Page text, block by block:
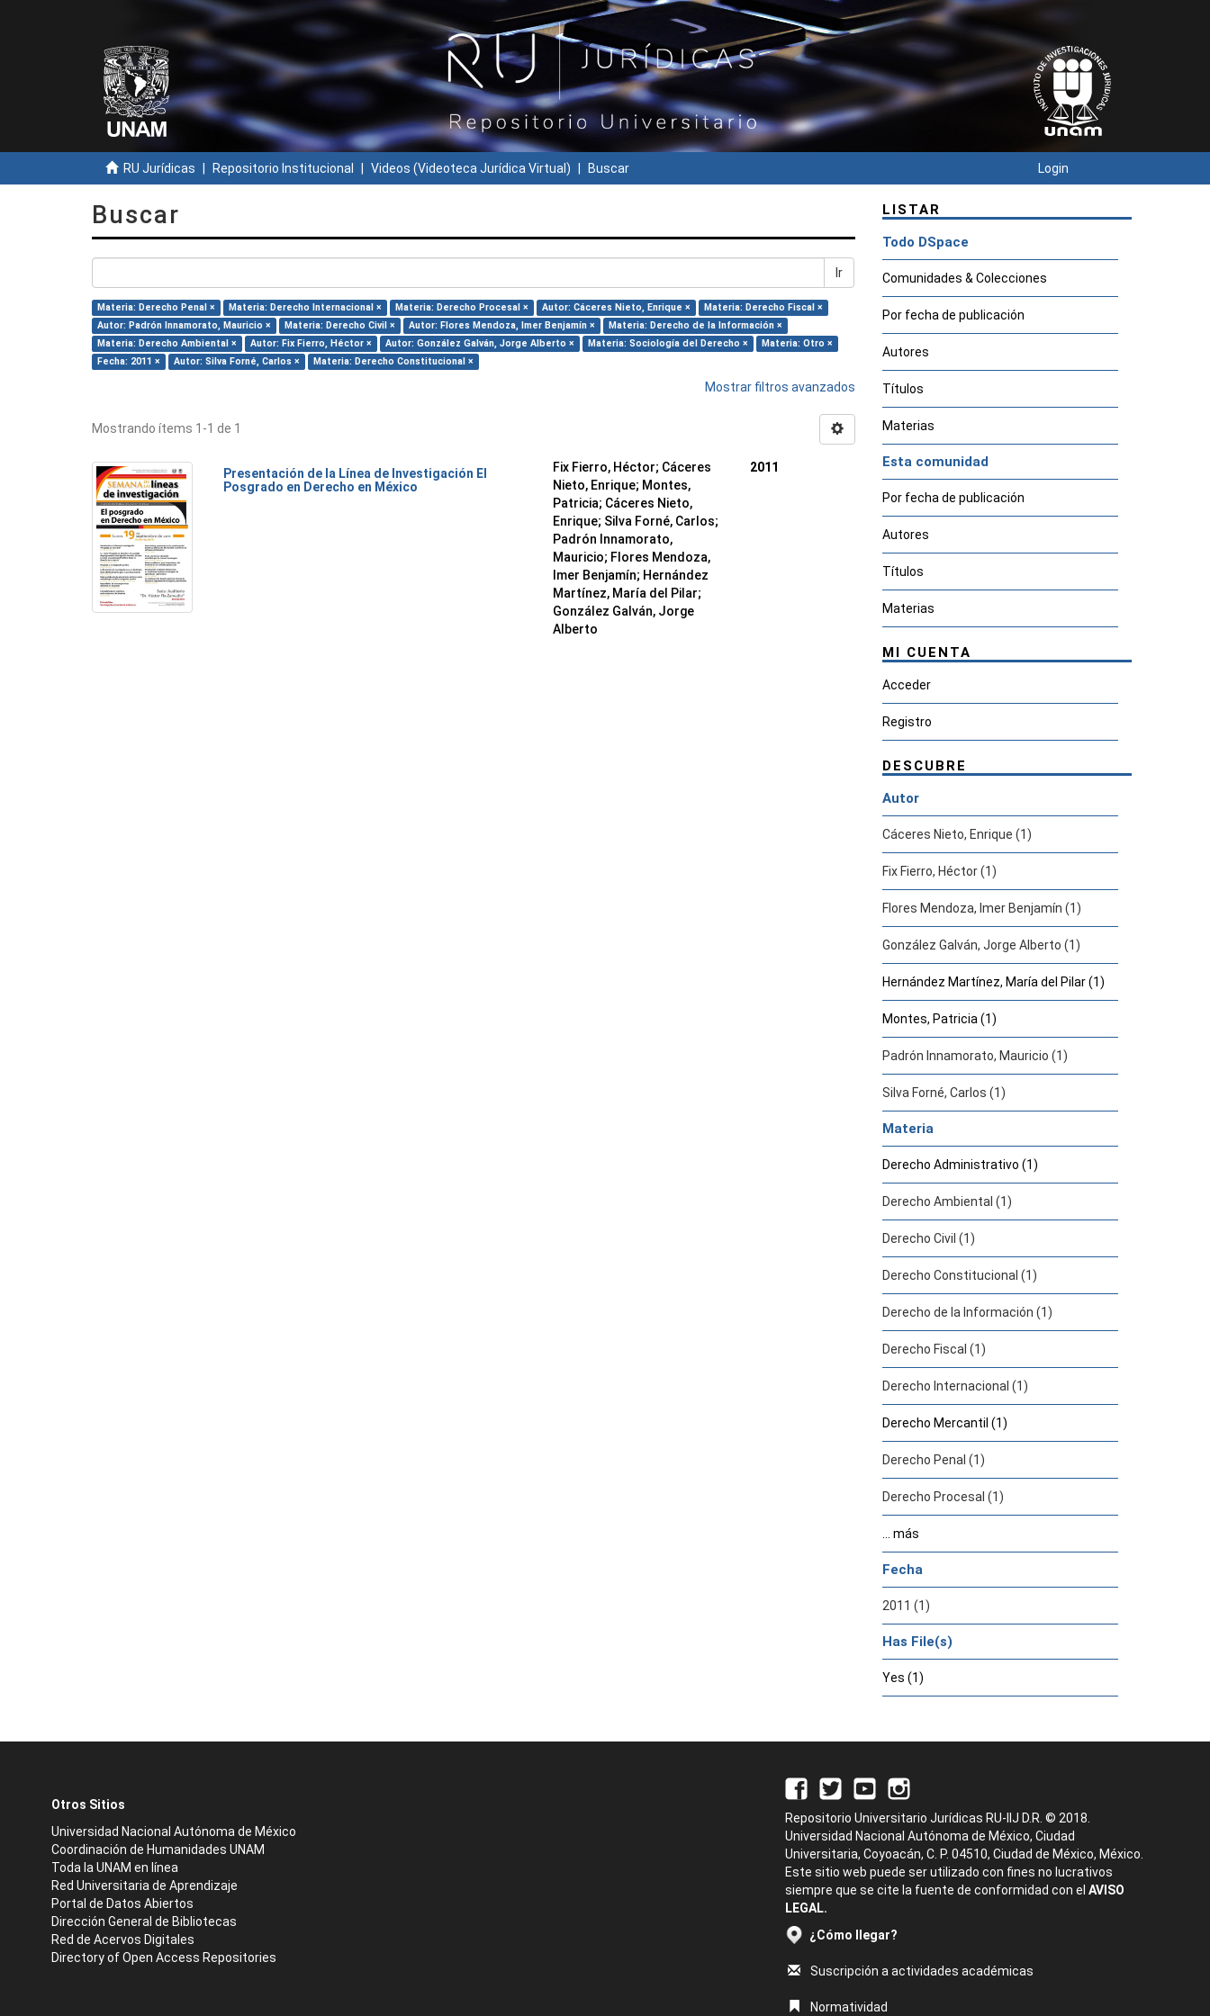
RU Jurídicas Repositorio Institucional Videos (Videoteca Jurídica Virtual) Buscar Login
Buscar
Ir
Materia: Derecho Penal × Materia: Derecho Internacional × Materia: Derecho Procesal × Autor: Cáceres Nieto, Enrique ×
Materia: Derecho Fiscal ×
Autor: Padrón Innamorato, Mauricio ×
Materia: Derecho Civil × Autor: Flores Mendoza, Imer Benjamín ×
Materia: Derecho de la Información ×
Materia: Derecho Ambiental ×
Autor: Fix Fierro, Héctor × Autor: González Galván, Jorge Alberto × Materia: Sociología del Derecho ×
Materia: Otro ×
Fecha: 2011 ×
Autor: Silva Forné, Carlos × Materia: Derecho Constitucional ×
Mostrar filtros avanzados
Mostrando ítems 1-1 de 1
Presentación de la Línea de Investigación El
Posgrado en Derecho en México
Fix Fierro, Héctor; Cáceres
Nieto, Enrique; Montes,
Patricia; Cáceres Nieto,
Enrique; Silva Forné, Carlos;
Padrón Innamorato,
Mauricio; Flores Mendoza,
Imer Benjamín; Hernández
Martínez, María del Pilar;
González Galván, Jorge
Alberto
2011
LISTAR
Todo DSpace
Comunidades & Colecciones
Por fecha de publicación
Autores
Títulos
Materias
Esta comunidad
Por fecha de publicación
Autores
Títulos
Materias
MI CUENTA
Acceder
Registro
DESCUBRE
Autor
Cáceres Nieto, Enrique (1)
Fix Fierro, Héctor (1)
Flores Mendoza, Imer Benjamín (1)
González Galván, Jorge Alberto (1)
Hernández Martínez, María del Pilar (1)
Montes, Patricia (1)
Padrón Innamorato, Mauricio (1)
Silva Forné, Carlos (1)
Materia
Derecho Administrativo (1)
Derecho Ambiental (1)
Derecho Civil (1)
Derecho Constitucional (1)
Derecho de la Información (1)
Derecho Fiscal (1)
Derecho Internacional (1)
Derecho Mercantil (1)
Derecho Penal (1)
Derecho Procesal (1)
... más
Fecha
2011 (1)
Has File(s)
Yes (1)
Otros Sitios
Universidad Nacional Autónoma de México
Coordinación de Humanidades UNAM
Toda la UNAM en línea
Red Universitaria de Aprendizaje
Portal de Datos Abiertos
Dirección General de Bibliotecas
Red de Acervos Digitales
Directory of Open Access Repositories
Repositorio Universitario Jurídicas RU-IIJ D.R. © 2018.
Universidad Nacional Autónoma de México, Ciudad
Universitaria, Coyoacán, C. P. 04510, Ciudad de México, México.
Este sitio web puede ser utilizado con fines no lucrativos
siempre que se cite la fuente de conformidad con el AVISO
LEGAL.
¿Cómo llegar?
Suscripción a actividades académicas
Normatividad